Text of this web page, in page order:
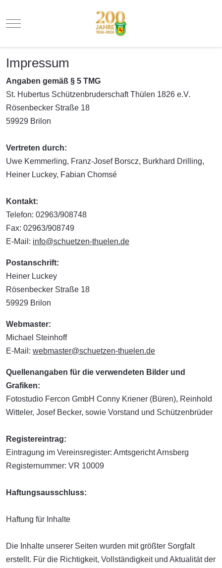
Mobile Menu Toggle
Impressum
Angaben gemäß § 5 TMG
St. Hubertus Schützenbruderschaft Thülen 1826 e.V.
Rösenbecker Straße 18
59929 Brilon
Vertreten durch:
Uwe Kemmerling, Franz-Josef Borscz, Burkhard Drilling,
Heiner Luckey, Fabian Chomsé
Kontakt:
Telefon: 02963/908748
Fax: 02963/908749
E-Mail: info@schuetzen-thuelen.de
Postanschrift:
Heiner Luckey
Rösenbecker Straße 18
59929 Brilon
Webmaster:
Michael Steinhoff
E-Mail: webmaster@schuetzen-thuelen.de
Quellenangaben für die verwendeten Bilder und
Grafiken:
Fotostudio Fercon GmbH Conny Kriener (Büren), Reinhold
Witteler, Josef Becker, sowie Vorstand und Schützenbrüder
Registereintrag:
Eintragung im Vereinsregister: Amtsgericht Arnsberg
Registernummer: VR 10009
Haftungsausschluss:
Haftung für Inhalte
Die Inhalte unserer Seiten wurden mit größter Sorgfalt
erstellt. Für die Richtigkeit, Vollständigkeit und Aktualität der